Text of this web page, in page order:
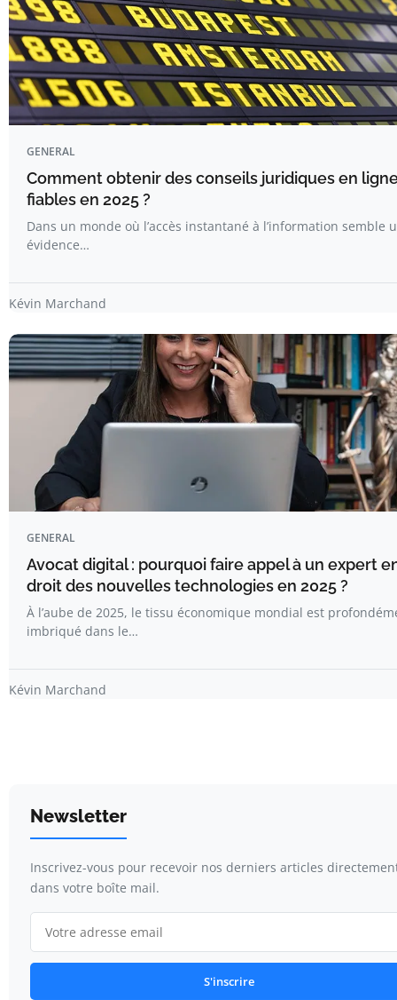
GENERAL
Comment obtenir des conseils juridiques en
fiables en 2025 ?
Dans un monde où l’accès instantané à l’information semble
évidence…
Kévin Marchand
GENERAL
Avocat digital : pourquoi faire appel à un expert
droit des nouvelles technologies en 2025 ?
À l’aube de 2025, le tissu économique mondial est
imbriqué dans le…
Kévin Marchand
Newsletter
Inscrivez-vous pour recevoir nos derniers articles
dans votre boîte mail.
S'inscrire